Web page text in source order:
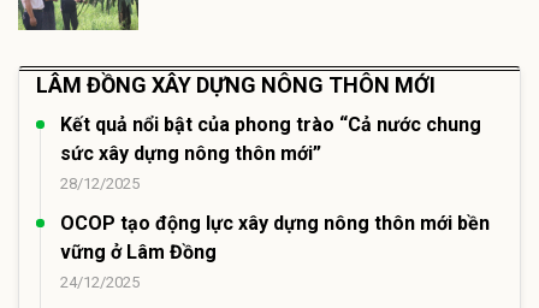
LÂM ĐỒNG XÂY DỰNG NÔNG THÔN MỚI
Kết quả nổi bật của phong trào “Cả nước chung
sức xây dựng nông thôn mới”
28/12/2025
OCOP tạo động lực xây dựng nông thôn mới bền
vững ở Lâm Đồng
24/12/2025